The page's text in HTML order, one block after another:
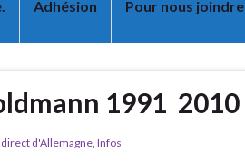
Adhésion Pour nous joindre
1991  2010
direct d'Allemagne, Infos